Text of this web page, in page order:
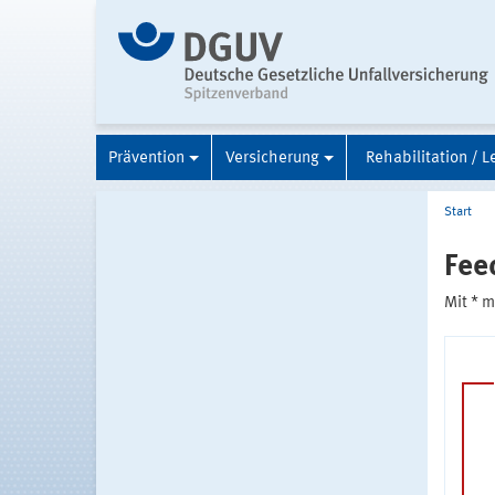
Prävention Versicherung Rehabilitation /
Start
Mit *